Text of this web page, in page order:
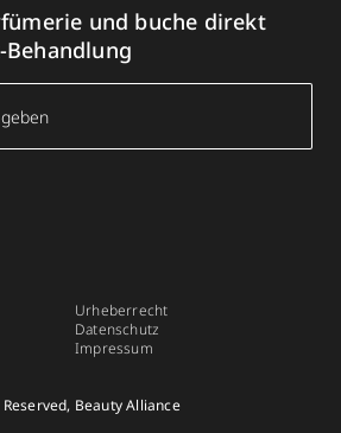
und buche direkt
Behandlung
Urheberrecht
Datenschutz
Impressum
Beauty Alliance